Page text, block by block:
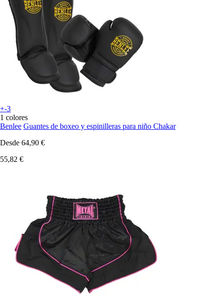
+-3
1 colores
Benlee Guantes de boxeo y espinilleras para niño Chakar
Desde 64,90 €
55,82 €